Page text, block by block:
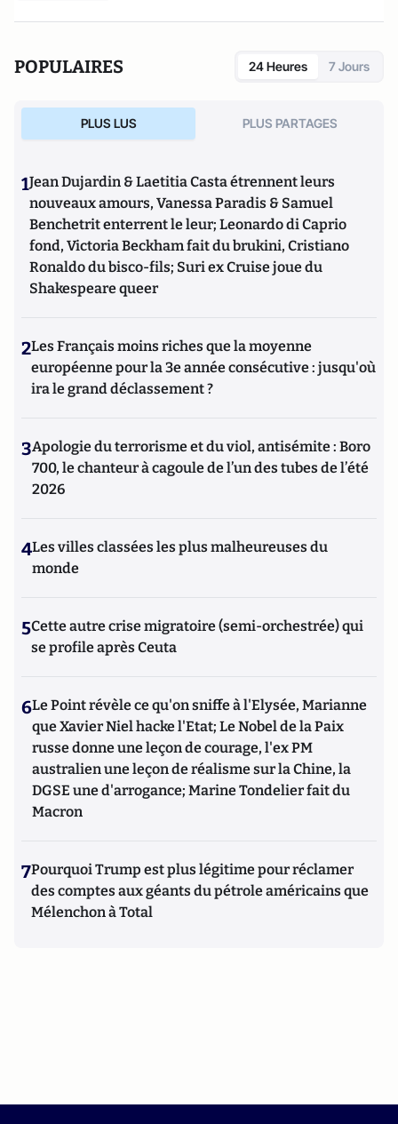
POPULAIRES 24 Heures 7 Jours
PLUS LUS PLUS PARTAGES
1Jean Dujardin & Laetitia Casta étrennent leurs
nouveaux amours, Vanessa Paradis & Samuel
Benchetrit enterrent le leur; Leonardo di Caprio
fond, Victoria Beckham fait du brukini, Cristiano
Ronaldo du bisco-fils; Suri ex Cruise joue du
Shakespeare queer
2Les Français moins riches que la moyenne
européenne pour la 3e année consécutive : jusqu'où
ira le grand déclassement ?
3Apologie du terrorisme et du viol, antisémite : Boro
700, le chanteur à cagoule de l’un des tubes de l’été
2026
4Les villes classées les plus malheureuses du
monde
5Cette autre crise migratoire (semi-orchestrée) qui
se profile après Ceuta
6Le Point révèle ce qu'on sniffe à l'Elysée, Marianne
que Xavier Niel hacke l'Etat; Le Nobel de la Paix
russe donne une leçon de courage, l'ex PM
australien une leçon de réalisme sur la Chine, la
DGSE une d'arrogance; Marine Tondelier fait du
Macron
7Pourquoi Trump est plus légitime pour réclamer
des comptes aux géants du pétrole américains que
Mélenchon à Total